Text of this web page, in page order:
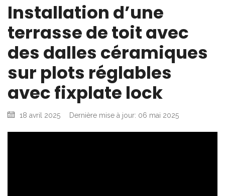
Installation d’une
terrasse de toit avec
des dalles céramiques
sur plots réglables
avec fixplate lock
18 avril 2025 Dernière mise à jour: 06 mai 2025